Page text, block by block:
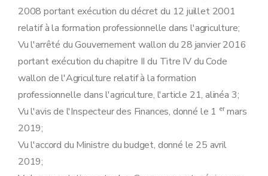
2008 portant exécution du décret du 12 juillet 2001
relatif à la formation professionnelle dans l'agriculture;
Vu l'arrêté du Gouvernement wallon du 28 janvier 2016
portant exécution du chapitre II du Titre IV du Code
wallon de l'Agriculture relatif à la formation
professionnelle dans l'agriculture, l'article 21, alinéa 3;
Vu l'avis de l'Inspecteur des Finances, donné le 1 ermars
2019;
Vu l'accord du Ministre du budget, donné le 25 avril
2019;